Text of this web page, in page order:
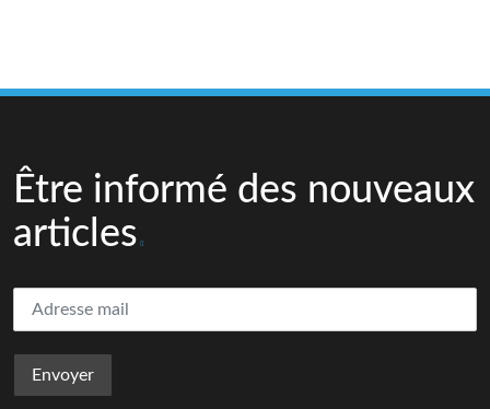
Être informé des nouveaux
articles